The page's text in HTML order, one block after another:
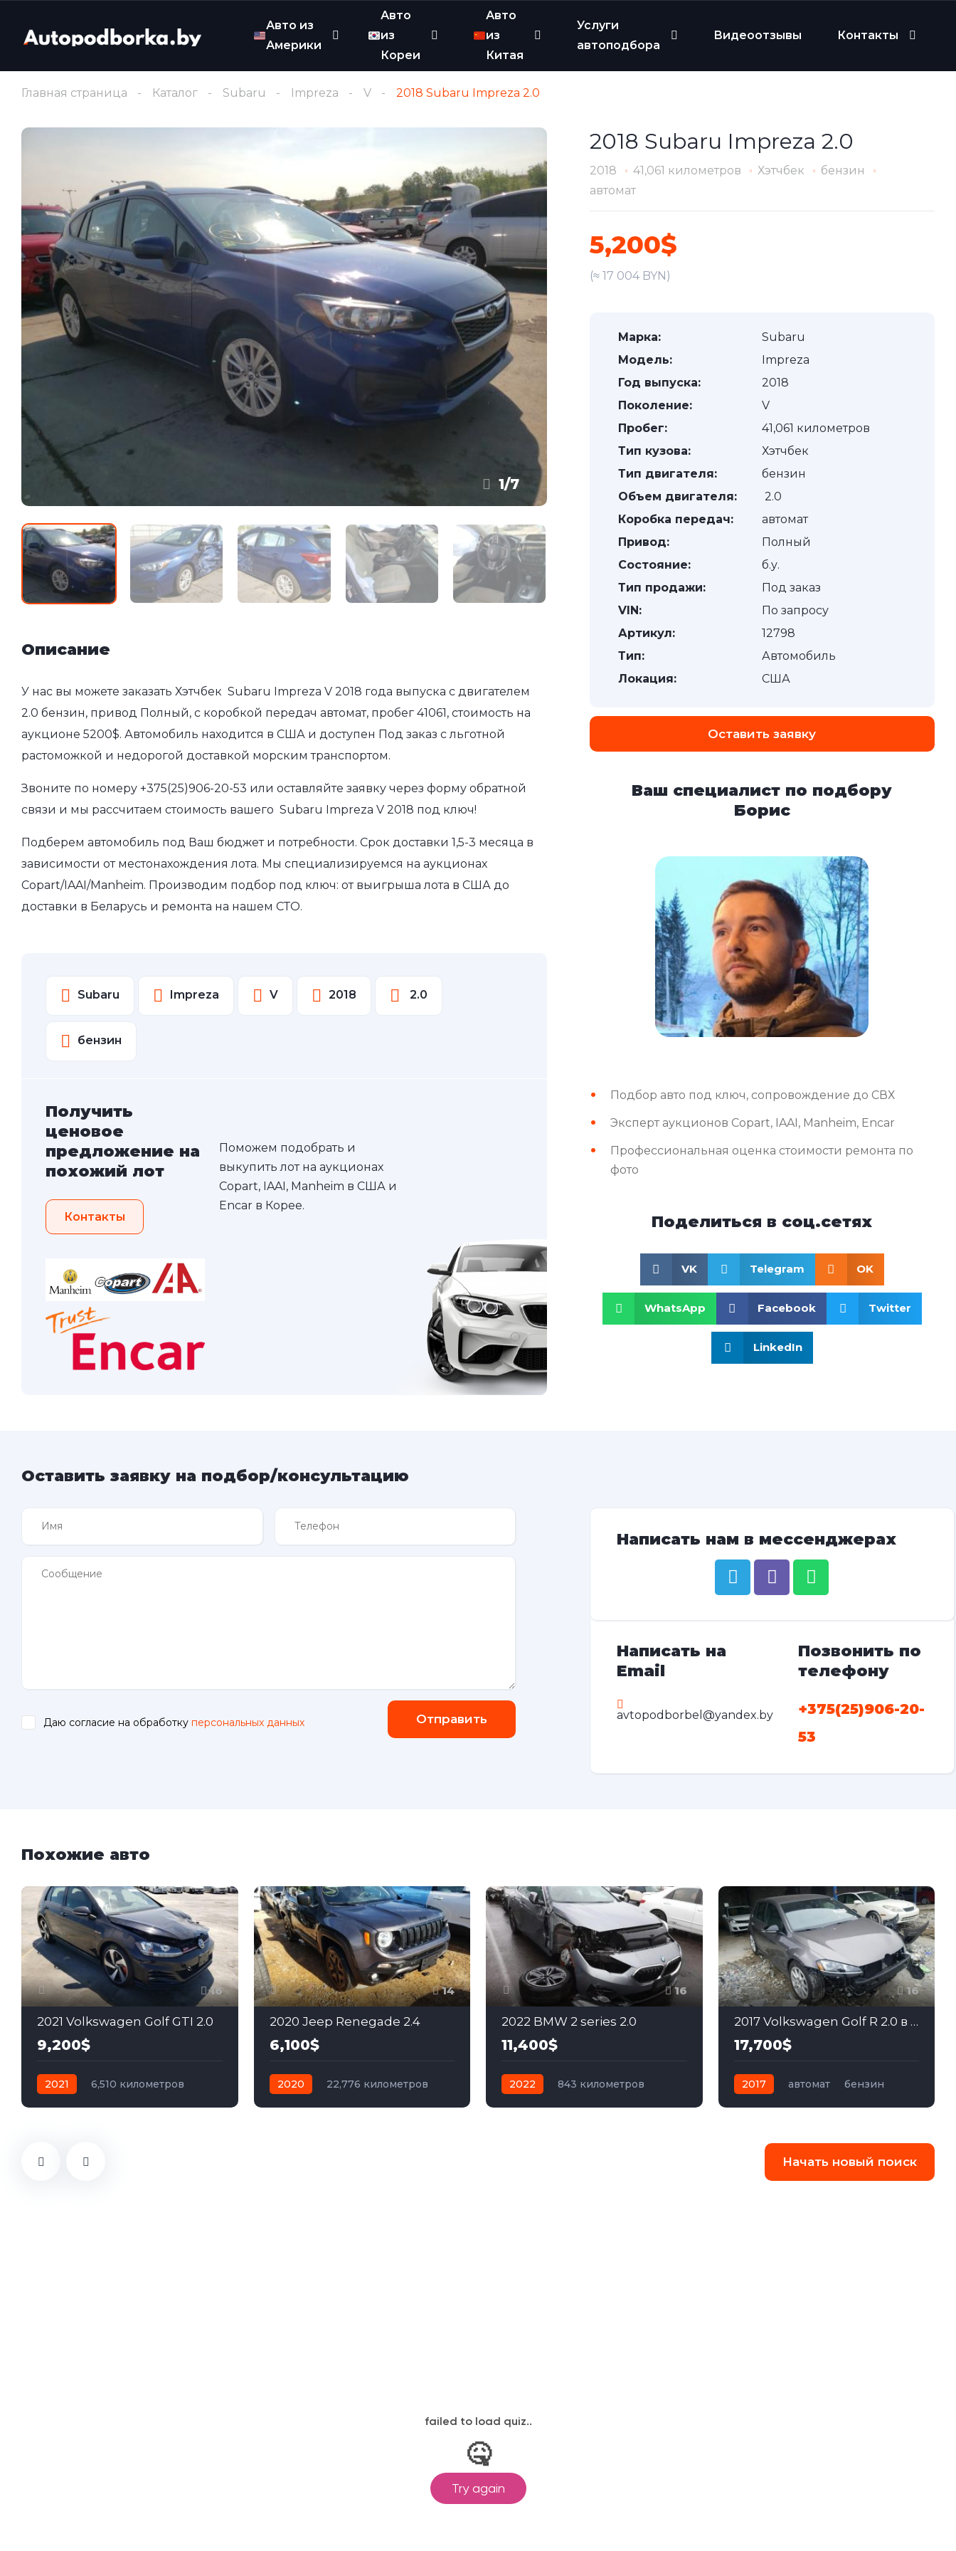
Авто из
Америки
Авто
из
Кореи
Авто
из
Китая
Услуги
автоподбора
Видеоотзывы Контакты
Главная страница Каталог Subaru Impreza V 2018 Subaru Impreza 2.0
1/7
Описание
У нас вы можете заказать Хэтчбек Subaru Impreza V 2018 года выпуска с двигателем
2.0 бензин, привод Полный, с коробкой передач автомат, пробег 41061, стоимость на
аукционе 5200$. Автомобиль находится в США и доступен Под заказ с льготной
растоможкой и недорогой доставкой морским транспортом.
Звоните по номеру +375(25)906-20-53 или оставляйте заявку через форму обратной
связи и мы рассчитаем стоимость вашего Subaru Impreza V 2018 под ключ!
Подберем автомобиль под Ваш бюджет и потребности. Срок доставки 1,5-3 месяца в
зависимости от местонахождения лота. Мы специализируемся на аукционах
Copart/IAAI/Manheim. Производим подбор под ключ: от выигрыша лота в США до
доставки в Беларусь и ремонта на нашем СТО.
Subaru Impreza V 2018 2.0
бензин
Получить
ценовое
предложение на
похожий лот
Контакты
Поможем подобрать и
выкупить лот на аукционах
Copart, IAAI, Manheim в США и
Encar в Корее.
2018 Subaru Impreza 2.0
2018 41,061 километров Хэтчбек
бензин
автомат
5,200$
(≈ 17 004 BYN)
Марка:
Subaru
Модель:
Impreza
Год выпуска:
2018
Поколение:
V
Пробег:
41,061 километров
Тип кузова:
Хэтчбек
Тип двигателя:
бензин
Объем двигателя:
2.0
Коробка передач:
автомат
Привод:
Полный
Состояние:
б.у.
Тип продажи:
Под заказ
VIN:
По запросу
Артикул:
12798
Тип:
Автомобиль
Локация:
США
Оставить заявку
Ваш специалист по подбору
Борис
Подбор авто под ключ, сопровождение до СВХ
Эксперт аукционов Copart, IAAI, Manheim, Encar
Профессиональная оценка стоимости ремонта по
фото
Поделиться в соц.сетях
VK Telegram OK
WhatsApp Facebook Twitter
LinkedIn
Оставить заявку на подбор/консультацию
Даю согласие на обработку персональных данных Отправить
Написать нам в мессенджерах
Написать на
Email
avtopodborbel@yandex.by
Позвонить по
телефону
+375(25)906-20-
53
Похожие авто
16
2021 Volkswagen Golf GTI 2.0
9,200$
2021
6,510 километров
14
2020 Jeep Renegade 2.4
6,100$
2020
22,776 километров
16
2022 BMW 2 series 2.0
11,400$
2022
843 километров
16
2017 Volkswagen Golf R 2.0 в США
17,700$
2017 автомат
бензин
Начать новый поиск